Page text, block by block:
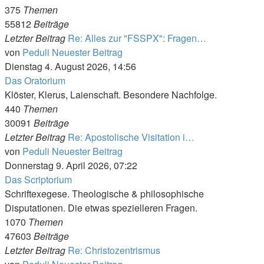
375 Themen
55812Beiträge
Letzter Beitrag Re: Alles zur "FSSPX": Fragen…
von Peduli Neuester Beitrag
Dienstag 4. August 2026, 14:56
Das Oratorium
Klöster, Klerus, Laienschaft. Besondere Nachfolge.
440 Themen
30091 Beiträge
Letzter Beitrag Re: Apostolische Visitation i…
von Peduli Neuester Beitrag
Donnerstag 9. April 2026, 07:22
Das Scriptorium
Schriftexegese. Theologische & philosophische
Disputationen. Die etwas spezielleren Fragen.
1070 Themen
47603 Beiträge
Letzter Beitrag Re: Christozentrismus